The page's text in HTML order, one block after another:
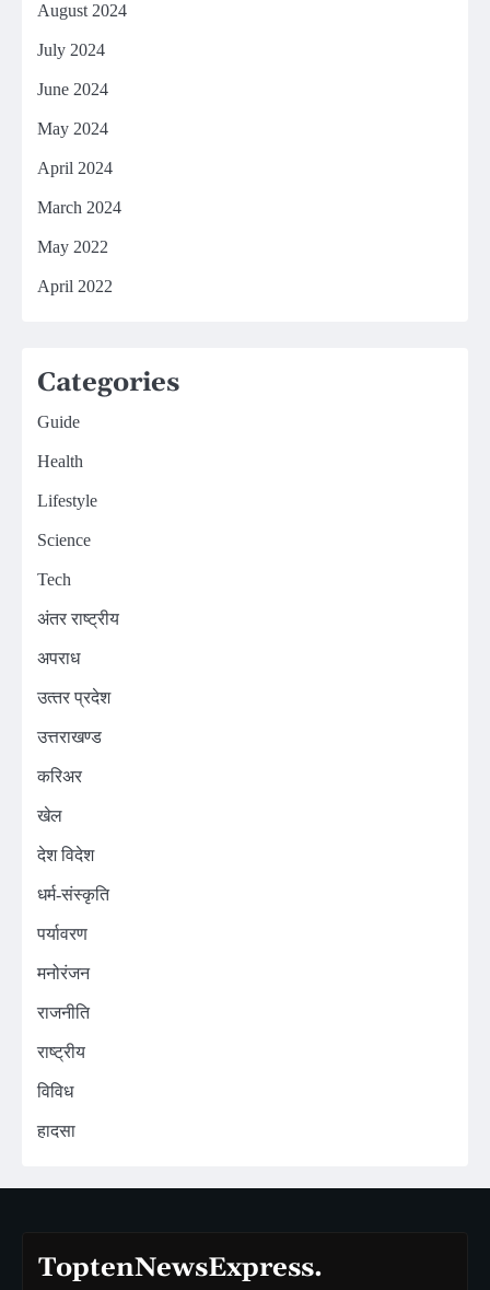
August 2024
July 2024
June 2024
May 2024
April 2024
March 2024
May 2022
April 2022
Categories
Guide
Health
Lifestyle
Science
Tech
अंतर राष्ट्रीय
अपराध
उत्‍तर प्रदेश
उत्तराखण्ड
करिअर
खेल
देश विदेश
धर्म-संस्कृति
पर्यावरण
मनोरंजन
राजनीति
राष्ट्रीय
विविध
हादसा
ToptenNewsExpress.